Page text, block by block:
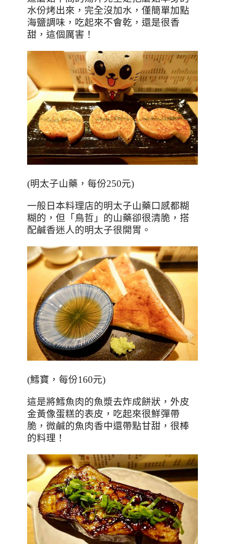
水份烤出來，完全沒加水，僅簡單加點
海鹽調味，吃起來不會乾，還是很香
甜，這個厲害！
(明太子山藥，每份250元)
一般日本料理店的明太子山藥口感都糊
糊的，但「鳥哲」的山藥卻很清脆，搭
配鹹香迷人的明太子很開胃。
(鱈寶，每份160元)
這是將鱈魚肉的魚漿去炸成餅狀，外皮
金黃像蛋糕的表皮，吃起來很鮮彈帶
脆，微鹹的魚肉香中還帶點甘甜，很棒
的料理！